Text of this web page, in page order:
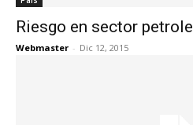
Riesgo en sector
Webmaster - Dic 12, 2015